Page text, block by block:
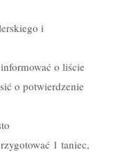
i
o liście
o potwierdzenie
1 taniec,